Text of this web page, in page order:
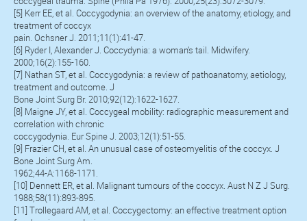
[5] Kerr EE, et al. Coccygodynia: an overview of the anatomy, etiology, and
treatment of coccyx
pain. Ochsner J. 2011;11(1):41-47.
[6] Ryder I, Alexander J. Coccydynia: a woman’s tail. Midwifery.
2000;16(2):155-160.
[7] Nathan ST, et al. Coccygodynia: a review of pathoanatomy, aetiology,
treatment and outcome. J
Bone Joint Surg Br. 2010;92(12):1622-1627.
[8] Maigne JY, et al. Coccygeal mobility: radiographic measurement and
correlation with chronic
coccygodynia. Eur Spine J. 2003;12(1):51-55.
[9] Frazier CH, et al. An unusual case of osteomyelitis of the coccyx. J
Bone Joint Surg Am.
1962;44-A:1168-1171.
[10] Dennett ER, et al. Malignant tumours of the coccyx. Aust N Z J Surg.
1988;58(11):893-895.
[11] Trollegaard AM, et al. Coccygectomy: an effective treatment option